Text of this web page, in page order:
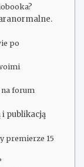
po
na forum
i publikacją
premierze 15